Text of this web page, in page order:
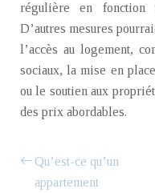
régulière en fonction
D’autres mesures
l’accès au logement,
sociaux, la mise en
ou le soutien aux
des prix abordables.
Qu’est-ce qu’un
appartement